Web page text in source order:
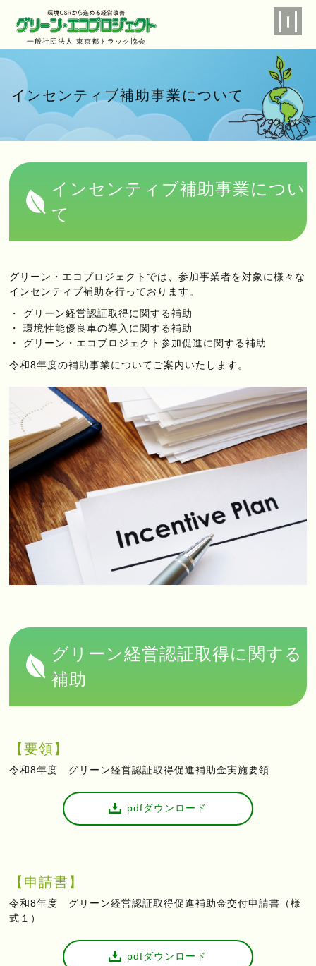
一般社団法人 東京都トラック協会
インセンティブ補助事業について
インセンティブ補助事業につい
て
グリーン・エコプロジェクトでは、参加事業者を対象に様々な
インセンティブ補助を行っております。
グリーン経営認証取得に関する補助
環境性能優良車の導入に関する補助
グリーン・エコプロジェクト参加促進に関する補助
令和8年度の補助事業についてご案内いたします。
グリーン経営認証取得に関する
補助
【要領】
令和8年度 グリーン経営認証取得促進補助金実施要領
pdfダウンロード
【申請書】
令和8年度 グリーン経営認証取得促進補助金交付申請書（様
式１）
pdfダウンロード